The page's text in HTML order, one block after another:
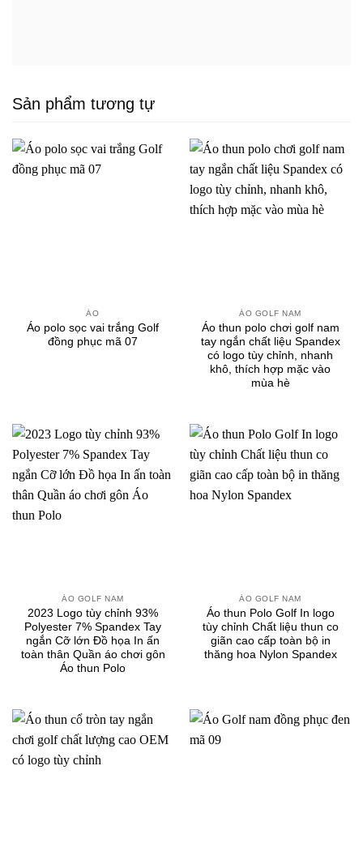
Sản phẩm tương tự
ÁO
Áo polo sọc vai trắng Golf
đồng phục mã 07
ÁO GOLF NAM
Áo thun polo chơi golf nam
tay ngắn chất liệu Spandex
có logo tùy chỉnh, nhanh
khô, thích hợp mặc vào
mùa hè
ÁO GOLF NAM
2023 Logo tùy chỉnh 93%
Polyester 7% Spandex Tay
ngắn Cỡ lớn Đồ họa In ấn
toàn thân Quần áo chơi gôn
Áo thun Polo
ÁO GOLF NAM
Áo thun Polo Golf In logo
tùy chỉnh Chất liệu thun co
giãn cao cấp toàn bộ in
thăng hoa Nylon Spandex